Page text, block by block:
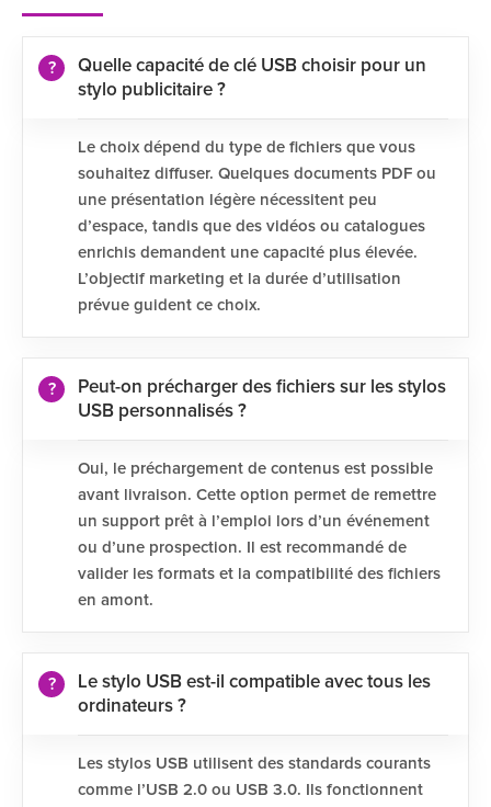
Quelle capacité de clé USB choisir pour un
stylo publicitaire ?
Le choix dépend du type de fichiers que vous
souhaitez diffuser. Quelques documents PDF ou
une présentation légère nécessitent peu
d’espace, tandis que des vidéos ou catalogues
enrichis demandent une capacité plus élevée.
L’objectif marketing et la durée d’utilisation
prévue guident ce choix.
Peut-on précharger des fichiers sur les stylos
USB personnalisés ?
Oui, le préchargement de contenus est possible
avant livraison. Cette option permet de remettre
un support prêt à l’emploi lors d’un événement
ou d’une prospection. Il est recommandé de
valider les formats et la compatibilité des fichiers
en amont.
Le stylo USB est-il compatible avec tous les
ordinateurs ?
Les stylos USB utilisent des standards courants
comme l’USB 2.0 ou USB 3.0. Ils fonctionnent